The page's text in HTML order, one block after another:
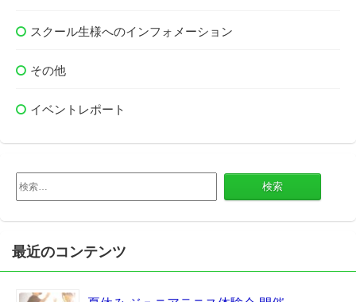
スクール生様へのインフォメーション
その他
イベントレポート
検
索:
最近のコンテンツ